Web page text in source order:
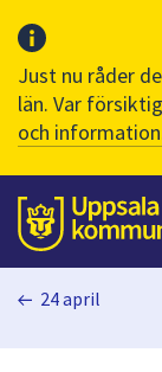
Just nu råder
län. Var
och
Till sidans
24 april